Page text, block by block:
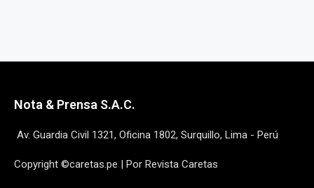
Nota & Prensa S.A.C.
Av. Guardia Civil 1321, Oficina 1802, Surquillo, Lima - Perú
Copyright ©caretas.pe | Por Revista Caretas